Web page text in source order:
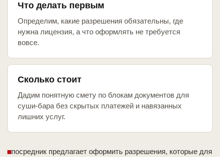
Что делать первым
Определим, какие разрешения обязательны, где
нужна лицензия, а что оформлять не требуется
вовсе.
Сколько стоит
Дадим понятную смету по блокам документов для
суши-бара без скрытых платежей и навязанных
лишних услуг.
посредник предлагает оформить разрешения, которые для